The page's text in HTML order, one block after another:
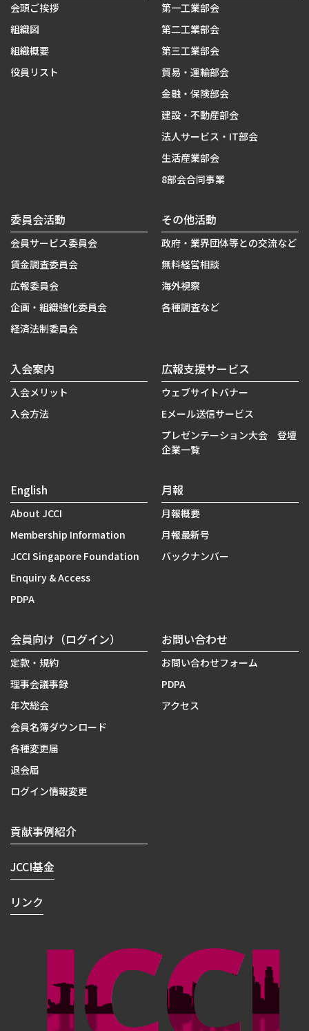
会頭ご挨拶
組織図
組織概要
役員リスト
第一工業部会
第二工業部会
第三工業部会
貿易・運輸部会
金融・保険部会
建設・不動産部会
法人サービス・IT部会
生活産業部会
8部会合同事業
委員会活動
会員サービス委員会
賃金調査委員会
広報委員会
企画・組織強化委員会
経済法制委員会
その他活動
政府・業界団体等との交流など
無料経営相談
海外視察
各種調査など
入会案内
入会メリット
入会方法
広報支援サービス
ウェブサイトバナー
Eメール送信サービス
プレゼンテーション大会 登壇
企業一覧
English
About JCCI
Membership Information
JCCI Singapore Foundation
Enquiry & Access
PDPA
月報
月報概要
月報最新号
バックナンバー
会員向け（ログイン）
定款・規約
理事会議事録
年次総会
会員名簿ダウンロード
各種変更届
退会届
ログイン情報変更
お問い合わせ
お問い合わせフォーム
PDPA
アクセス
貢献事例紹介
JCCI基金
リンク